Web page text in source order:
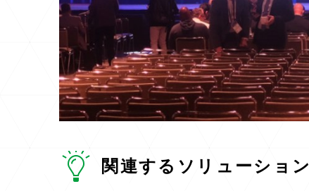
関連するソリューション